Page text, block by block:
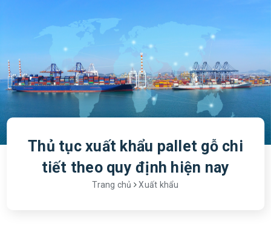
Thủ tục xuất khẩu pallet gỗ chi
tiết theo quy định hiện nay
Trang chủ Xuất khẩu